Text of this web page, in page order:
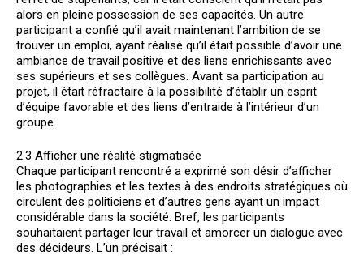
alors en pleine possession de ses capacités. Un autre
participant a confié qu’il avait maintenant l’ambition de se
trouver un emploi, ayant réalisé qu’il était possible d’avoir une
ambiance de travail positive et des liens enrichissants avec
ses supérieurs et ses collègues. Avant sa participation au
projet, il était réfractaire à la possibilité d’établir un esprit
d’équipe favorable et des liens d’entraide à l’intérieur d’un
groupe.
2.3 Afficher une réalité stigmatisée
Chaque participant rencontré a exprimé son désir d’afficher
les photographies et les textes à des endroits stratégiques où
circulent des politiciens et d’autres gens ayant un impact
considérable dans la société. Bref, les participants
souhaitaient partager leur travail et amorcer un dialogue avec
des décideurs. L’un précisait :